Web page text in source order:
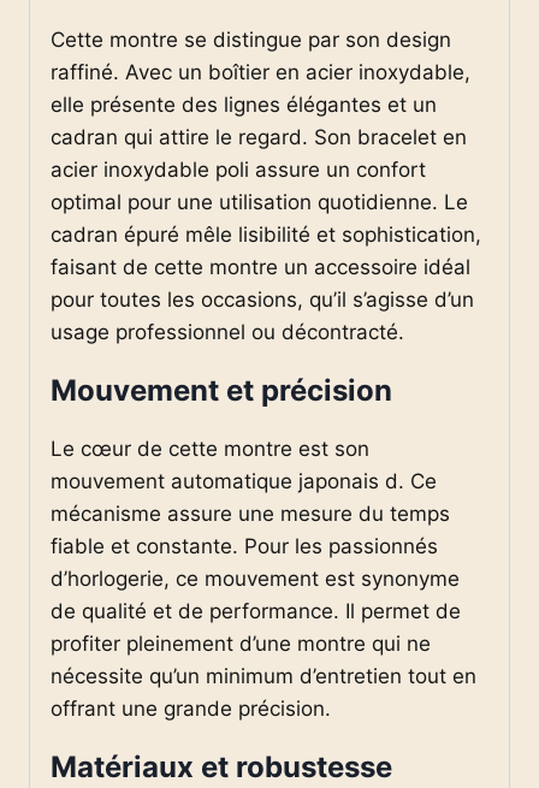
Cette montre se distingue par son design
raffiné. Avec un boîtier en acier inoxydable,
elle présente des lignes élégantes et un
cadran qui attire le regard. Son bracelet en
acier inoxydable poli assure un confort
optimal pour une utilisation quotidienne. Le
cadran épuré mêle lisibilité et sophistication,
faisant de cette montre un accessoire idéal
pour toutes les occasions, qu’il s’agisse d’un
usage professionnel ou décontracté.
Mouvement et précision
Le cœur de cette montre est son
mouvement automatique japonais d. Ce
mécanisme assure une mesure du temps
fiable et constante. Pour les passionnés
d’horlogerie, ce mouvement est synonyme
de qualité et de performance. Il permet de
profiter pleinement d’une montre qui ne
nécessite qu’un minimum d’entretien tout en
offrant une grande précision.
Matériaux et robustesse